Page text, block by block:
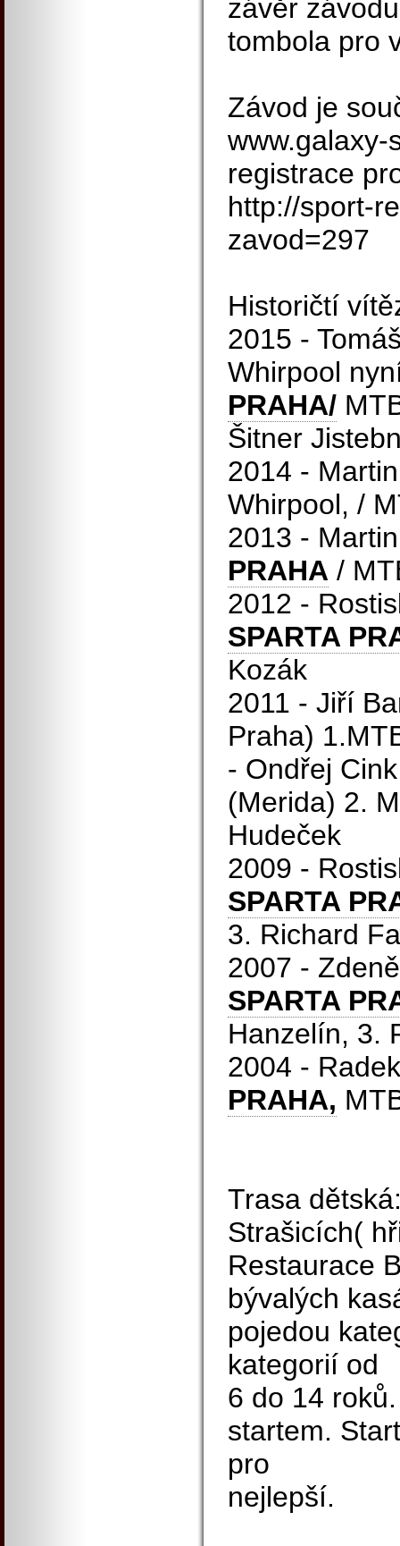
závěr
tombola pro
Závod je
www.galaxy-
registrace
http://sport-
zavod=297
Historičtí
2015 -
Whirpool
PRAHA/
Šitner
2014 -
Whirpool, /
2013 -
PRAHA /
2012 -
SPARTA
Kozák
2011 - Jiří
Praha)
- Ondřej
(Merida) 2.
Hudeček
2009 -
SPARTA
3. Richard
2007 -
SPARTA
Hanzelín, 3.
2004 -
PRAHA,
Trasa
Strašicích(
Restaurace
bývalých
pojedou
kategorií od
6 do 14
startem.
pro
nejlepší.